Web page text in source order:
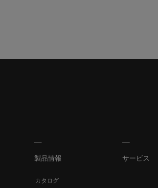
製品情報
カタログ
サービス